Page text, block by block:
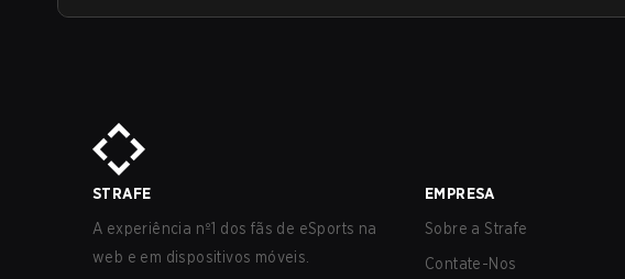
STRAFE
A experiência nº1 dos fãs de eSports na
web e em dispositivos móveis.
EMPRESA
Sobre a Strafe
Contate-Nos